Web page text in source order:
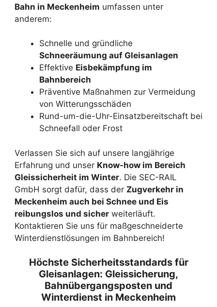
Bahn in Meckenheim umfassen unter
anderem:
Schnelle und gründliche
Schneeräumung auf Gleisanlagen
Effektive Eisbekämpfung im
Bahnbereich
Präventive Maßnahmen zur Vermeidung
von Witterungsschäden
Rund-um-die-Uhr-Einsatzbereitschaft bei
Schneefall oder Frost
Verlassen Sie sich auf unsere langjährige
Erfahrung und unser Know-how im Bereich
Gleissicherheit im Winter. Die SEC-RAIL
GmbH sorgt dafür, dass der Zugverkehr in
Meckenheim auch bei Schnee und Eis
reibungslos und sicher weiterläuft.
Kontaktieren Sie uns für maßgeschneiderte
Winterdienstlösungen im Bahnbereich!
Höchste Sicherheitsstandards für
Gleisanlagen: Gleissicherung,
Bahnübergangsposten und
Winterdienst in Meckenheim